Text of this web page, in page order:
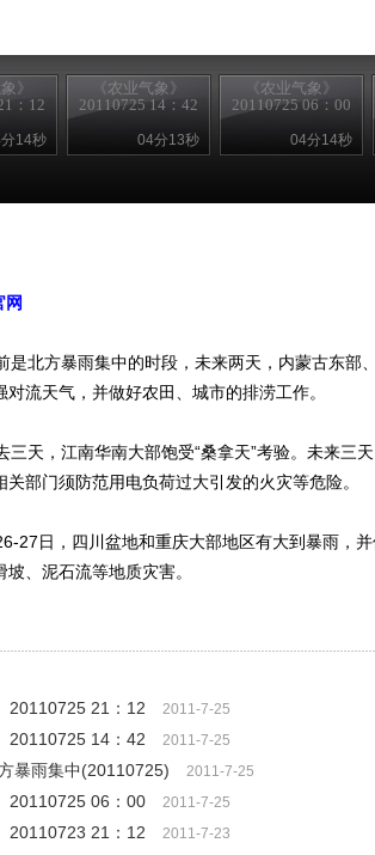
》
：12
14秒
《农业气象》
20110725 14：42
04分13秒
《农业气象》
20110725 06：00
04分14秒
网
北方暴雨集中的时段，未来两天，内蒙古东部
流天气，并做好农田、城市的排涝工作。
天，江南华南大部饱受“桑拿天”考验。未来三
部门须防范用电负荷过大引发的火灾等危险。
27日，四川盆地和重庆大部地区有大到暴雨，并
、泥石流等地质灾害。
20110725 21：12
2011-7-25
20110725 14：42 2011-7-25
暴雨集中(20110725) 2011-7-25
20110725 06：00 2011-7-25
20110723 21：12 2011-7-23